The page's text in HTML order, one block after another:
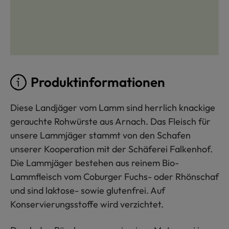
Produktinformationen
Diese Landjäger vom Lamm sind herrlich knackige
gerauchte Rohwürste aus Arnach. Das Fleisch für
unsere Lammjäger stammt von den Schafen
unserer Kooperation mit der Schäferei Falkenhof.
Die Lammjäger bestehen aus reinem Bio-
Lammfleisch vom Coburger Fuchs- oder Rhönschaf
und sind laktose- sowie glutenfrei. Auf
Konservierungsstoffe wird verzichtet.